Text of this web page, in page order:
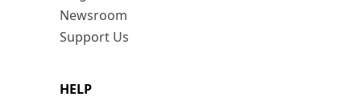
Newsroom
Support Us
HELP